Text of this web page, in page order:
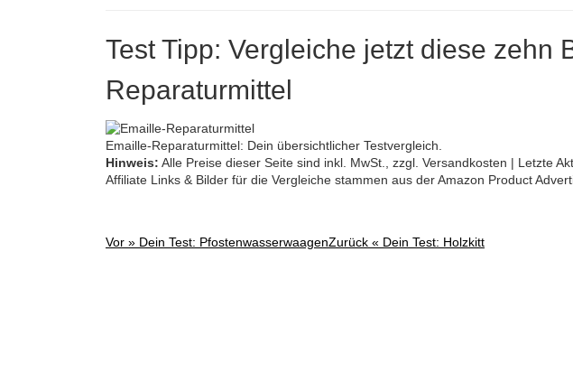
Test Tipp: Vergleiche jetzt diese zehn
Reparaturmittel
Emaille-Reparaturmittel: Dein übersichtlicher Testvergleich.
Hinweis: Alle Preise dieser Seite sind inkl. MwSt., zzgl. Versandkosten | Letzte
Affiliate Links & Bilder für die Vergleiche stammen aus der Amazon Product
Post
Vor » Dein Test: PfostenwasserwaagenZurück « Dein Test: Holzkitt